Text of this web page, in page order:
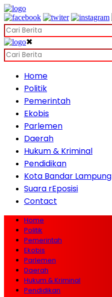
✖
Home
Politik
Pemerintah
Ekobis
Parlemen
Daerah
Hukum & Kriminal
Pendidikan
Kota Bandar Lampung
Suara rEposisi
Contact
Home
Politik
Pemerintah
Ekobis
Parlemen
Daerah
Hukum & Kriminal
Pendidikan